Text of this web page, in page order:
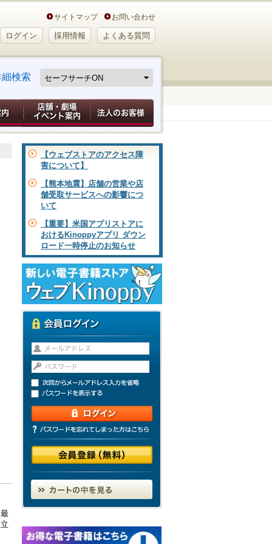
サイトマップ お問い合わせ
ログイン 採用情報 よくある質問
細検索
【ウェブストアのアクセス障
害について】
【熊本地震】店舗の営業や店
舗受取サービスへの影響につ
いて
【重要】米国アプリストアに
おけるKinoppyアプリ ダウン
ロード一時停止のお知らせ